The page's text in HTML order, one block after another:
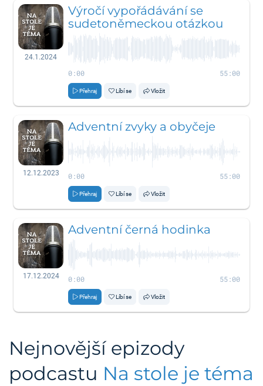
24.1.2024
Výročí vypořádávání se
sudetoněmeckou otázkou
0:00 55:00
Přehraj Líbí se Vložit
12.12.2023
Adventní zvyky a obyčeje
0:00 55:00
Přehraj Líbí se Vložit
17.12.2024
Adventní černá hodinka
0:00 55:00
Přehraj Líbí se Vložit
Nejnovější epizody
podcastu Na stole je téma